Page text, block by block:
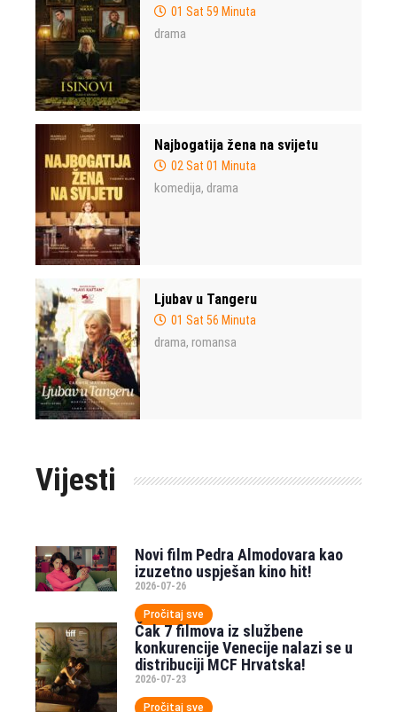
01 Sat 59 Minuta
drama
Najbogatija žena na svijetu
02 Sat 01 Minuta
komedija, drama
Ljubav u Tangeru
01 Sat 56 Minuta
drama, romansa
Vijesti
Novi film Pedra Almodovara kao
izuzetno uspješan kino hit!
2026-07-26
Pročitaj sve
Čak 7 filmova iz službene
konkurencije Venecije nalazi se u
distribuciji MCF Hrvatska!
2026-07-23
Pročitaj sve